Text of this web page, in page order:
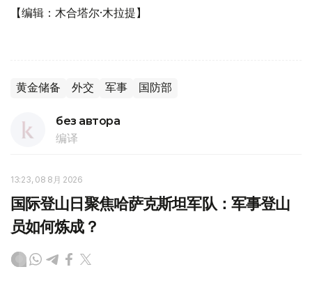
【编辑：木合塔尔·木拉提】
黄金储备 外交 军事 国防部
без автора
编译
13:23, 08 8月 2026
国际登山日聚焦哈萨克斯坦军队：军事登山
员如何炼成？